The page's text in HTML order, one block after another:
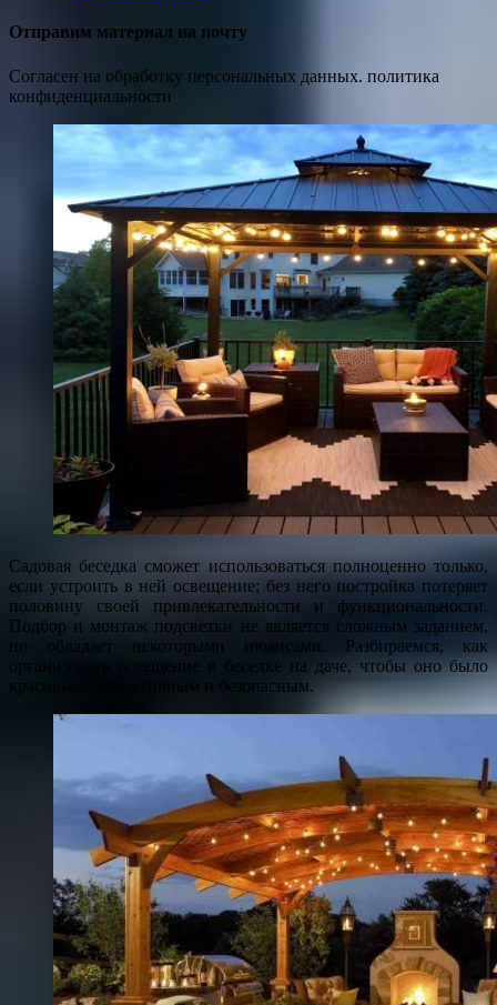
Отправим материал на почту
Согласен на обработку персональных данных. политика
конфиденциальности
Садовая беседка сможет использоваться полноценно только,
если устроить в ней освещение; без него постройка потеряет
половину своей привлекательности и функциональности.
Подбор и монтаж подсветки не является сложным заданием,
но обладает некоторыми нюансами. Разбираемся, как
организовать освещение в беседке на даче, чтобы оно было
красивым, эффективным и безопасным.